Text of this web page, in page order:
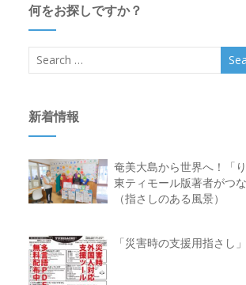
何をお探しですか？
新着情報
奄美大島から世界へ！「
東ティモール版著者がつ
（指さしのある風景）
「災害時の支援用指さし